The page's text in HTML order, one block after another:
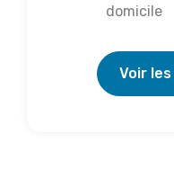
domicile
Voir